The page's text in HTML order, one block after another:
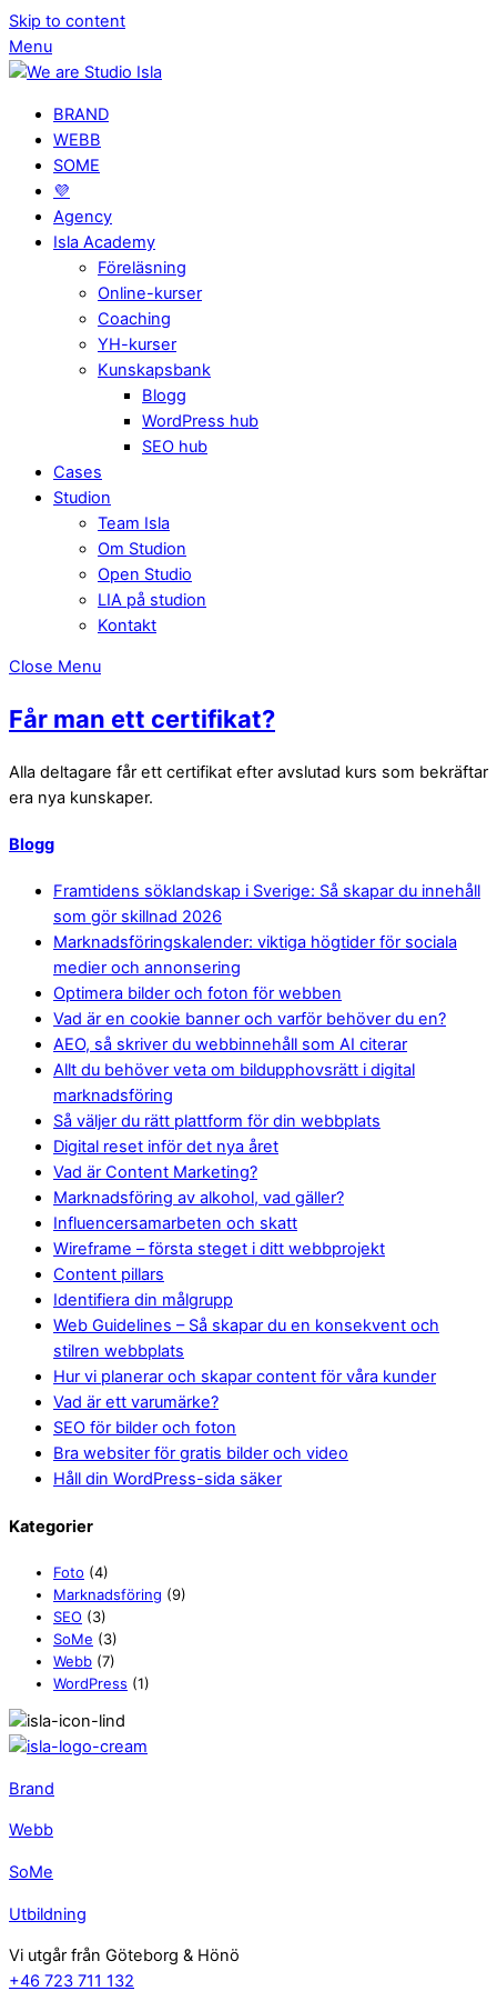
Skip to content
Menu
BRAND
WEBB
SOME
💜
Agency
Isla Academy
Föreläsning
Online-kurser
Coaching
YH-kurser
Kunskapsbank
Blogg
WordPress hub
SEO hub
Cases
Studion
Team Isla
Om Studion
Open Studio
LIA på studion
Kontakt
Close Menu
Får man ett certifikat?
Alla deltagare får ett certifikat efter avslutad kurs som bekräftar
era nya kunskaper.
Blogg
Framtidens söklandskap i Sverige: Så skapar du innehåll
som gör skillnad 2026
Marknadsföringskalender: viktiga högtider för sociala
medier och annonsering
Optimera bilder och foton för webben
Vad är en cookie banner och varför behöver du en?
AEO, så skriver du webbinnehåll som AI citerar
Allt du behöver veta om bildupphovsrätt i digital
marknadsföring
Så väljer du rätt plattform för din webbplats
Digital reset inför det nya året
Vad är Content Marketing?
Marknadsföring av alkohol, vad gäller?
Influencersamarbeten och skatt
Wireframe – första steget i ditt webbprojekt
Content pillars
Identifiera din målgrupp
Web Guidelines – Så skapar du en konsekvent och
stilren webbplats
Hur vi planerar och skapar content för våra kunder
Vad är ett varumärke?
SEO för bilder och foton
Bra websiter för gratis bilder och video
Håll din WordPress-sida säker
Kategorier
Foto (4)
Marknadsföring (9)
SEO (3)
SoMe (3)
Webb (7)
WordPress (1)
Brand
Webb
SoMe
Utbildning
Vi utgår från Göteborg & Hönö
+46 723 711 132